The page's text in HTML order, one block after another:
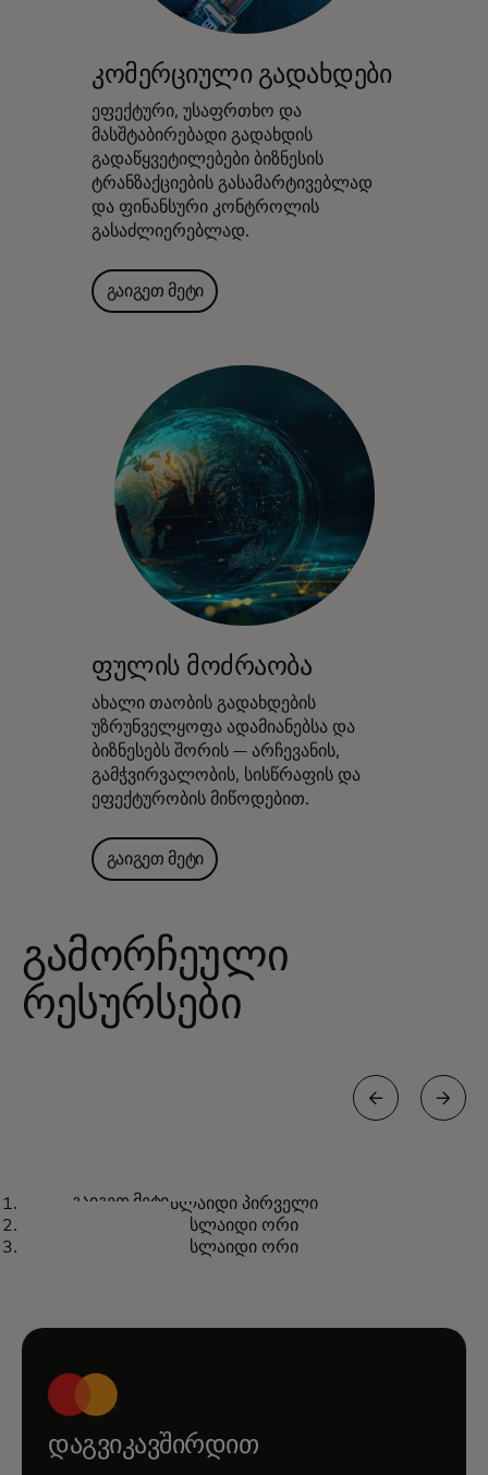
კომერციული გადახდები
ეფექტური, უსაფრთხო და
მასშტაბირებადი გადახდის
გადაწყვეტილებები ბიზნესის
ტრანზაქციების გასამარტივებლად
და ფინანსური კონტროლის
გასაძლიერებლად.
გაიგეთ მეტი
ფულის მოძრაობა
ახალი თაობის გადახდების
უზრუნველყოფა ადამიანებსა და
ბიზნესებს შორის — არჩევანის,
გამჭვირვალობის, სისწრაფის და
ეფექტურობის მიწოდებით.
გაიგეთ მეტი
გამორჩეული
რესურსები
რა იქნება შემდეგი რეალურ
დროში გადახდებისთვის?
გაიგეთ მეტისლაიდი პირველი
სლაიდი ორი
სლაიდი ორი
დაგვიკავშირდით